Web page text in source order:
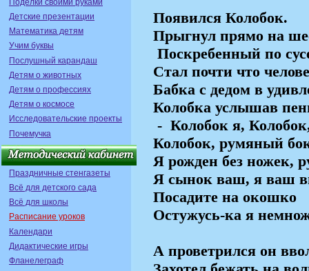
Поделки своими руками
Детские презентации
Математика детям
Учим буквы
Послушный карандаш
Детям о животных
Детям о профессиях
Детям о космосе
Исследовательские проекты
Почемучка
Праздничные стенгазеты
Всё для детского сада
Всё для школы
Расписание уроков
Календари
Дидактические игры
Фланелеграф
Появился Колобок.
Прыгнул прямо на
Поскребенный по
Стал почти что
Бабка с дедом в
Колобка услышав
- Колобок я,
Колобок, румяный
Я рожден без ножек,
Я сынок ваш, я ваш
Посадите на окошко
Остужусь-ка я
А проветрился он